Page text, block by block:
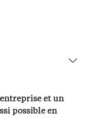
et un
possible en